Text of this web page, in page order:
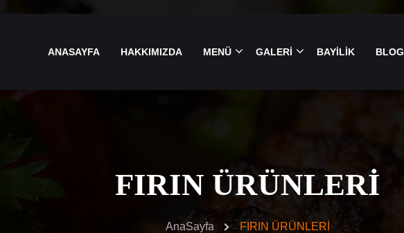
ANASAYFA HAKKIMIZDA MENÜ GALERİ BAYİLİK BLOG
FIRIN ÜRÜNLERİ
AnaSayfa FIRIN ÜRÜNLERİ